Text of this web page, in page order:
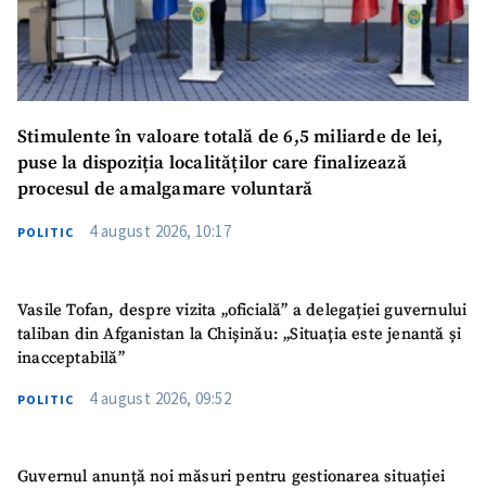
Stimulente în valoare totală de 6,5 miliarde de lei,
puse la dispoziția localităților care finalizează
procesul de amalgamare voluntară
POLITIC 4 august 2026, 10:17
Vasile Tofan, despre vizita „oficială” a delegației guvernului
taliban din Afganistan la Chișinău: „Situația este jenantă și
inacceptabilă”
POLITIC 4 august 2026, 09:52
Guvernul anunță noi măsuri pentru gestionarea situației